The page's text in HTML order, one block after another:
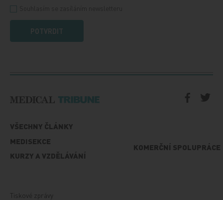
POTVRDIT
VŠECHNY ČLÁNKY
MEDISEKCE
KURZY A VZDĚLÁVÁNÍ
KOMERČNÍ SPOLUPRÁCE
Tiskové zprávy